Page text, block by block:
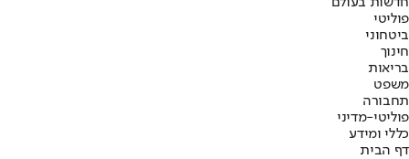
פוליטי
ביטחוני
חינוך
בריאות
משפט
תחבורה
פוליטי-מדיני
כללי ומידע
דף הבית